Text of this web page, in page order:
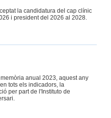
la candidatura del cap clínic
i president del 2026 al 2028.
anual 2023, aquest any
tots els indicadors, la
per part de l'Instituto de